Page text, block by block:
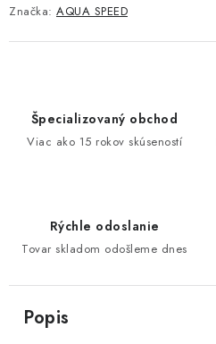
Značka: AQUA SPEED
Špecializovaný obchod
Viac ako 15 rokov skúseností
Rýchle odoslanie
Tovar skladom odošleme dnes
Popis